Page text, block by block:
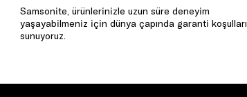
Samsonite, ürünlerinizle uzun süre deneyim
yaşayabilmeniz için dünya çapında garanti koşulları
sunuyoruz.